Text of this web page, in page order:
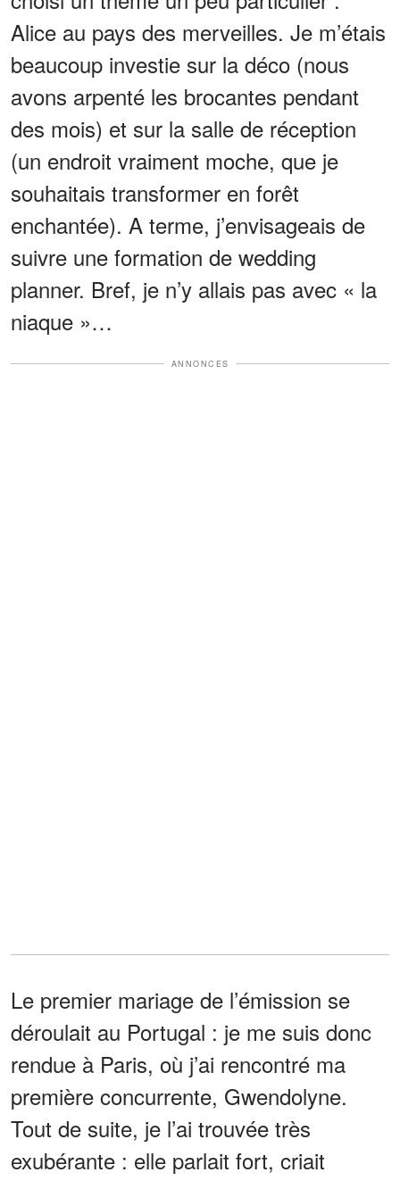
Alice au pays des merveilles. Je m’étais
beaucoup investie sur la déco (nous
avons arpenté les brocantes pendant
des mois) et sur la salle de réception
(un endroit vraiment moche, que je
souhaitais transformer en forêt
enchantée). A terme, j’envisageais de
suivre une formation de wedding
planner. Bref, je n’y allais pas avec « la
niaque »…
ANNONCES
Le premier mariage de l’émission se
déroulait au Portugal : je me suis donc
rendue à Paris, où j’ai rencontré ma
première concurrente, Gwendolyne.
Tout de suite, je l’ai trouvée très
exubérante : elle parlait fort, criait